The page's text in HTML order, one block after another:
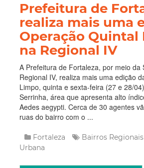
Prefeitura de
realiza mais uma
Operação Quintal
na Regional IV
A Prefeitura de Fortaleza, por meio da
Regional IV, realiza mais uma edição
Limpo, quinta e sexta-feira (27 e 28/
Serrinha, área que apresenta alto
Aedes aegypti. Cerca de 30 agentes
ruas do bairro com o ...
Fortaleza Bairros Regionais
Urbana